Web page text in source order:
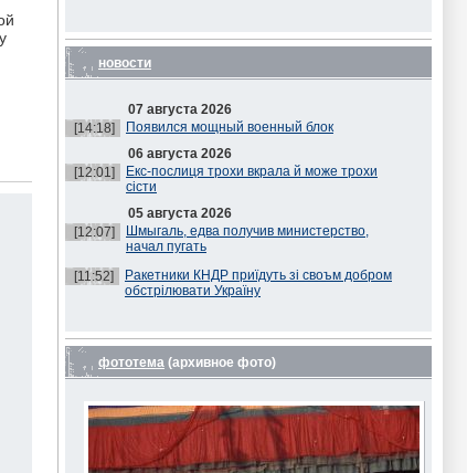
новости
07 августа 2026
[14:18]
Появился мощный военный блок
06 августа 2026
[12:01]
Екс-послиця трохи вкрала й може трохи
сісти
05 августа 2026
[12:07]
Шмыгаль, едва получив министерство,
начал пугать
[11:52]
Ракетники КНДР приїдуть зі своъм добром
обстрілювати Україну
фототема (архивное фото)